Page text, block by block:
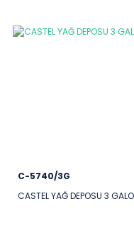
C-5740/3G
CASTEL YAĞ DEPOSU 3